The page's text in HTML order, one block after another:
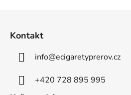
Kontakt
info@ecigaretyprerov.cz
+420 728 895 995